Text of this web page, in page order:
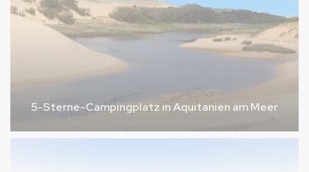
5-Sterne-Campingplatz in Aquitanien am Meer